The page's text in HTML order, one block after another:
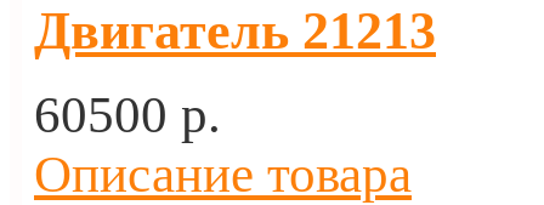
Двигатель 21213
60500 p.
Описание товара